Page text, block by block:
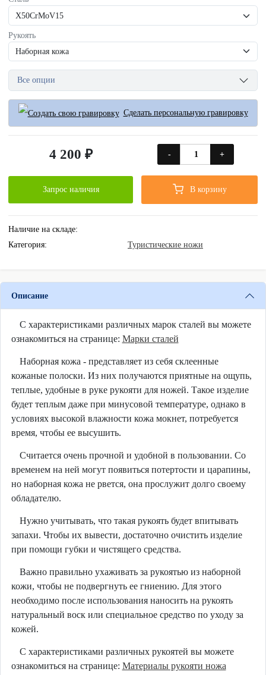
Рукоять
Все опции
Сделать персональную гравировку
4 200 ₽ - +
Запрос наличия В корзину
Наличие на складе:
Категория:
Туристические ножи
Описание
С характеристиками различных марок сталей вы можете
ознакомиться на странице: Марки сталей
Наборная кожа - представляет из себя склеенные
кожаные полоски. Из них получаются приятные на ощупь,
теплые, удобные в руке рукояти для ножей. Такое изделие
будет теплым даже при минусовой температуре, однако в
условиях высокой влажности кожа мокнет, потребуется
время, чтобы ее высушить.
Считается очень прочной и удобной в пользовании. Со
временем на ней могут появиться потертости и царапины,
но наборная кожа не рвется, она прослужит долго своему
обладателю.
Нужно учитывать, что такая рукоять будет впитывать
запахи. Чтобы их вывести, достаточно очистить изделие
при помощи губки и чистящего средства.
Важно правильно ухаживать за рукоятью из наборной
кожи, чтобы не подвергнуть ее гниению. Для этого
необходимо после использования наносить на рукоять
натуральный воск или специальное средство по уходу за
кожей.
С характеристиками различных рукоятей вы можете
ознакомиться на странице: Материалы рукояти ножа